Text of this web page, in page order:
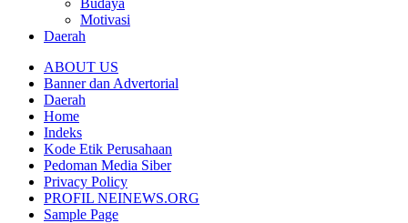
Motivasi
Daerah
ABOUT US
Banner dan Advertorial
Daerah
Home
Indeks
Kode Etik Perusahaan
Pedoman Media Siber
Privacy Policy
PROFIL NEINEWS.ORG
Sample Page